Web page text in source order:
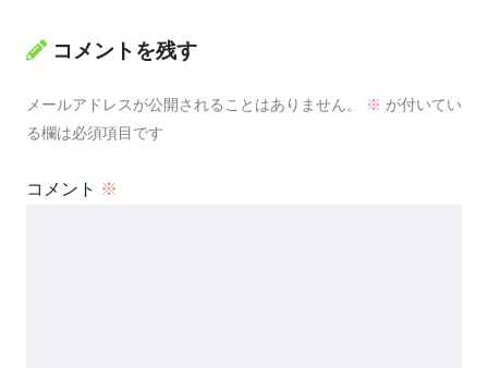
コメントを残す
メールアドレスが公開されることはありません。 ※ が付いてい
る欄は必須項目です
コメント ※